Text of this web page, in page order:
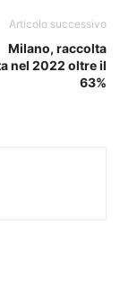
Articolo successivo
Milano, raccolta
nel 2022 oltre il
63%